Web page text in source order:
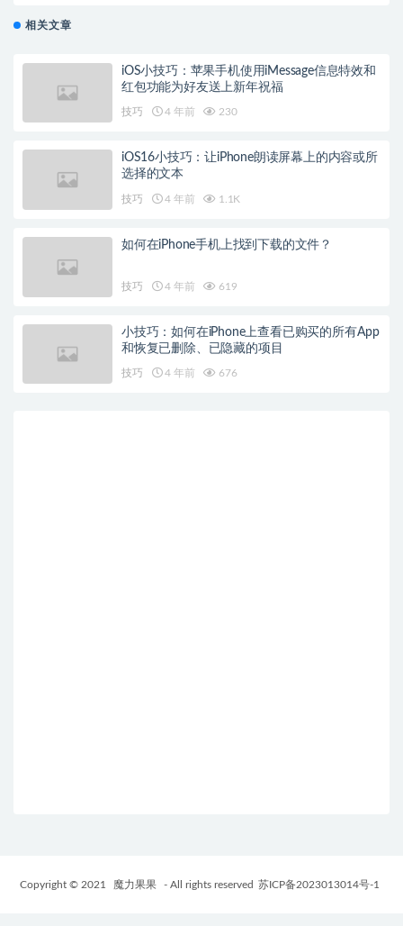
相关文章
iOS小技巧：苹果手机使用iMessage信息特效和
红包功能为好友送上新年祝福
技巧 4 年前 230
iOS16小技巧：让iPhone朗读屏幕上的内容或所
选择的文本
技巧 4 年前 1.1K
如何在iPhone手机上找到下载的文件？
技巧 4 年前 619
小技巧：如何在iPhone上查看已购买的所有App
和恢复已删除、已隐藏的项目
技巧 4 年前 676
Copyright © 2021 魔力果果 - All rights reserved 苏ICP备2023013014号-1